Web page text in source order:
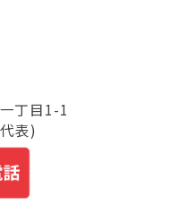
丁目1-1
表)